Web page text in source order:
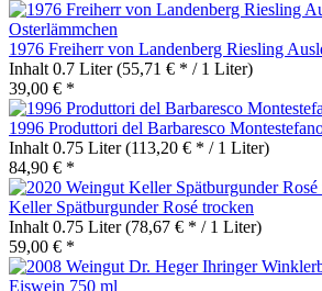
1976 Freiherr von Landenberg Riesling
Inhalt 0.7 Liter(55,71 € * / 1 Liter)
39,00 € *
1996 Produttori del Barbaresco
Inhalt 0.75 Liter(113,20 € * / 1 Liter)
84,90 € *
Keller Spätburgunder Rosé trocken
Inhalt 0.75 Liter(78,67 € * / 1 Liter)
59,00 € *